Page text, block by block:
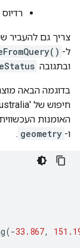
צריך גם להעביר
ל-
ובתגובה
בדוגמה הבאה
האומנות
ו- geometry
.
(-33.867,